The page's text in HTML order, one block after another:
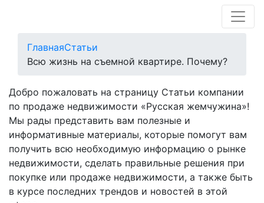
ГлавнаяСтатьи
Всю жизнь на съемной квартире. Почему?
Добро пожаловать на страницу Статьи компании
по продаже недвижимости «Русская жемчужина»!
Мы рады представить вам полезные и
информативные материалы, которые помогут вам
получить всю необходимую информацию о рынке
недвижимости, сделать правильные решения при
покупке или продаже недвижимости, а также быть
в курсе последних трендов и новостей в этой